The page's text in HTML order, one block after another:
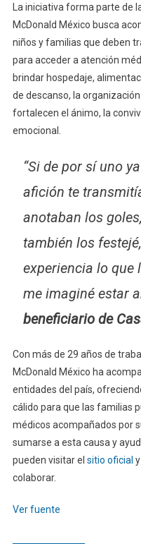
La iniciativa forma parte de
McDonald México busca
niños y familias que deben
para acceder a atención
brindar hospedaje,
de descanso, la
fortalecen el ánimo, la
emocional.
“Si de por sí uno
afición te
anotaban los
también los
experiencia lo que
me imaginé estar
beneficiario de
Con más de 29 años de
McDonald México ha
entidades del país,
cálido para que las familias
médicos acompañados por
sumarse a esta causa y
pueden visitar el sitio oficial
colaborar.
Ver fuente